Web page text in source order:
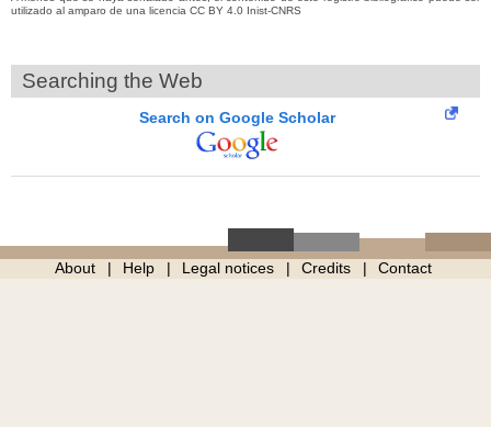
utilizado al amparo de una licencia CC BY 4.0 Inist-CNRS
Searching the Web
Search on Google Scholar
About Help Legal notices Credits Contact